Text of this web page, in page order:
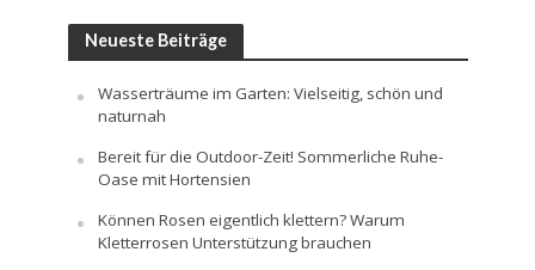
Neueste Beiträge
Wasserträume im Garten: Vielseitig, schön und
naturnah
Bereit für die Outdoor-Zeit! Sommerliche Ruhe-
Oase mit Hortensien
Können Rosen eigentlich klettern? Warum
Kletterrosen Unterstützung brauchen